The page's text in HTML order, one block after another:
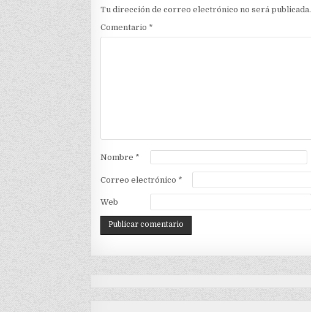
Tu dirección de correo electrónico no será publicada.
Comentario *
Nombre *
Correo electrónico *
Web